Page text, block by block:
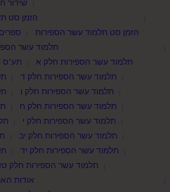
שידור
הזמן סט
הזמן סט תלמוד עשר הספירות
תלמוד עשר
תלמוד עשר הספירות חלק א
תע"ס
תלמוד עשר הספירות חלק ד
תלמוד עשר הספירות חלק ו
תלמוד עשר הספירות חלק ח
תלמוד עשר הספירות חלק י
תלמוד עשר הספירות חלק יב
תלמוד עשר הספירות חלק יד
תלמוד עשר הספירות חלק
אודות